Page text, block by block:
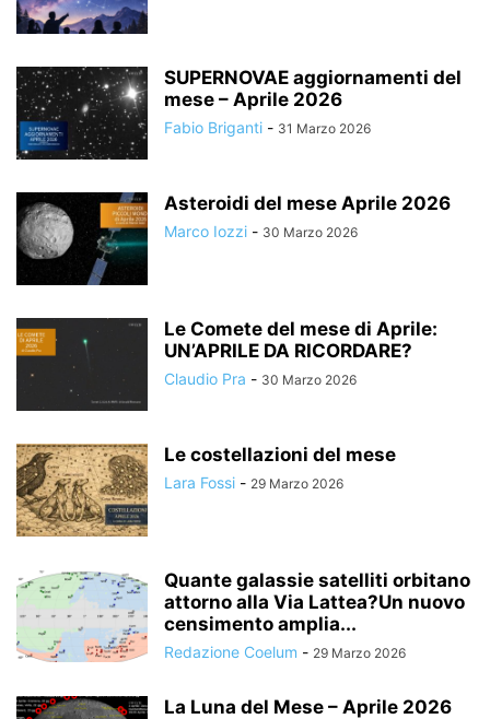
SUPERNOVAE aggiornamenti del
mese – Aprile 2026
Fabio Briganti - 31 Marzo 2026
Asteroidi del mese Aprile 2026
Marco Iozzi - 30 Marzo 2026
Le Comete del mese di Aprile:
UN’APRILE DA RICORDARE?
Claudio Pra - 30 Marzo 2026
Le costellazioni del mese
Lara Fossi - 29 Marzo 2026
Quante galassie satelliti orbitano
attorno alla Via Lattea?Un nuovo
censimento amplia...
Redazione Coelum - 29 Marzo 2026
La Luna del Mese – Aprile 2026